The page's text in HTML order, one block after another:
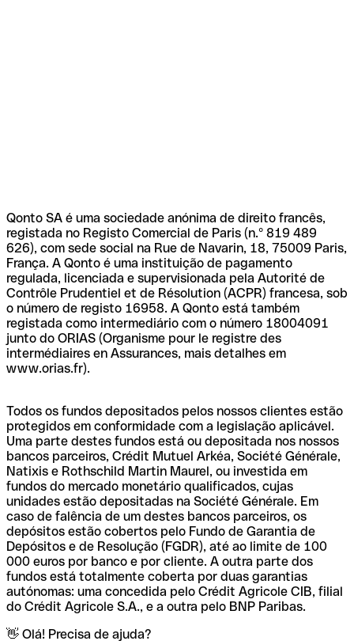
Qonto SA é uma sociedade anónima de direito francês,
registada no Registo Comercial de Paris (n.º 819 489
626), com sede social na Rue de Navarin, 18, 75009 Paris,
França. A Qonto é uma instituição de pagamento
regulada, licenciada e supervisionada pela Autorité de
Contrôle Prudentiel et de Résolution (ACPR) francesa, sob
o número de registo 16958. A Qonto está também
registada como intermediário com o número 18004091
junto do ORIAS (Organisme pour le registre des
intermédiaires en Assurances, mais detalhes em
www.orias.fr).
Todos os fundos depositados pelos nossos clientes estão
protegidos em conformidade com a legislação aplicável.
Uma parte destes fundos está ou depositada nos nossos
bancos parceiros, Crédit Mutuel Arkéa, Société Générale,
Natixis e Rothschild Martin Maurel, ou investida em
fundos do mercado monetário qualificados, cujas
unidades estão depositadas na Société Générale. Em
caso de falência de um destes bancos parceiros, os
depósitos estão cobertos pelo Fundo de Garantia de
Depósitos e de Resolução (FGDR), até ao limite de 100
000 euros por banco e por cliente. A outra parte dos
fundos está totalmente coberta por duas garantias
autónomas: uma concedida pelo Crédit Agricole CIB, filial
do Crédit Agricole S.A., e a outra pelo BNP Paribas.
👋 Olá! Precisa de ajuda?